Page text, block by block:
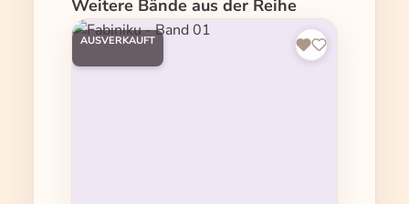
Produktgalerie überspringen
Weitere Bände aus der Reihe
AUSVERKAUFT